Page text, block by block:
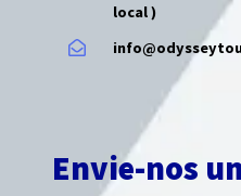
local )
Envie-nos